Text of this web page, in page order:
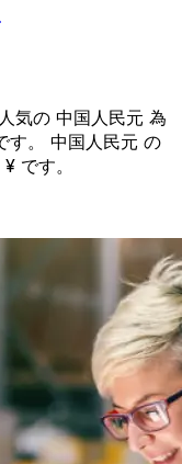
気の 中国人民元 為
す。 中国人民元 の
です。